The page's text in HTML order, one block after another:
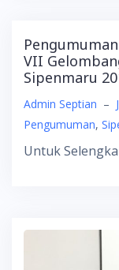
VII
Sipenmaru
Admin Septian –
Pengumuman,
Untuk